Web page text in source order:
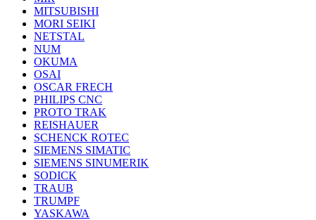
MITSUBISHI
MORI SEIKI
NETSTAL
NUM
OKUMA
OSAI
OSCAR FRECH
PHILIPS CNC
PROTO TRAK
REISHAUER
SCHENCK ROTEC
SIEMENS SIMATIC
SIEMENS SINUMERIK
SODICK
TRAUB
TRUMPF
YASKAWA